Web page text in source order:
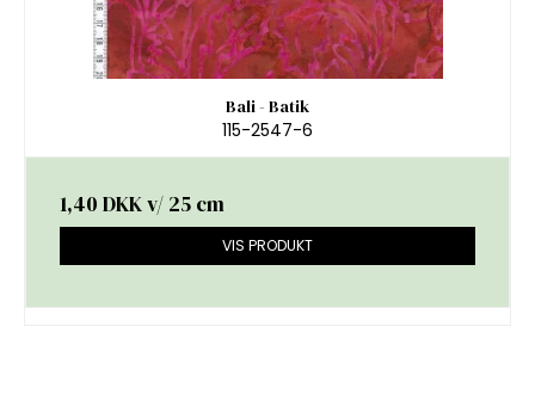
Bali - Batik
115-2547-6
1,40 DKKv/ 25 cm
VIS PRODUKT